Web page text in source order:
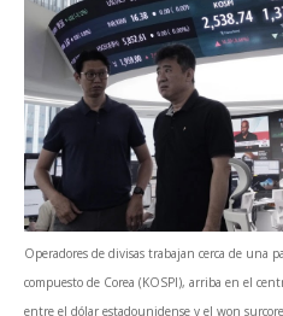
Operadores de divisas trabajan cerca de una
compuesto de Corea (KOSPI), arriba en el
entre el dólar estadounidense y el won